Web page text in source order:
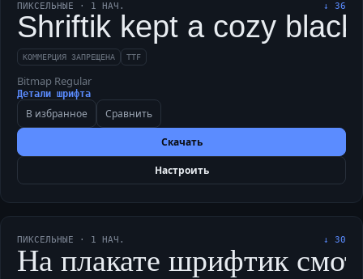
ПИКСЕЛЬНЫЕ · 1 НАЧ. ↓ 36
Shriftik kept a cozy
КОММЕРЦИЯ ЗАПРЕЩЕНА TTF
Bitmap Regular
Детали шрифта
В избранное Сравнить
Скачать
Настроить
ПИКСЕЛЬНЫЕ · 1 НАЧ. ↓ 30
На плакате шрифтик